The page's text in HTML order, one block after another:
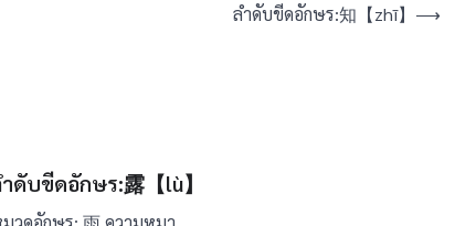
ลำดับขีดอักษร:知【zhī】 ⟶
ดับขีดอักษร:露【lù】